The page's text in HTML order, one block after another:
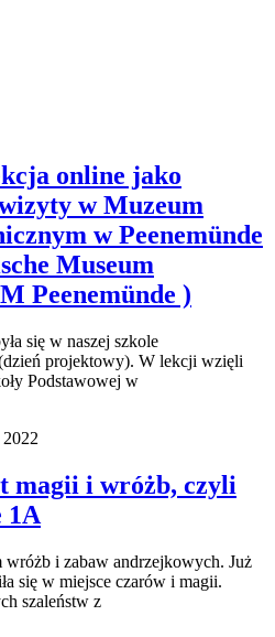
online jako
w Muzeum
w Peenemünde
Museum
Peenemünde )
się w naszej szkole
projektowy). W lekcji wzięli
Podstawowej w
magii i wróżb, czyli
1A
wróżb i zabaw andrzejkowych. Już
się w miejsce czarów i magii.
szaleństw z